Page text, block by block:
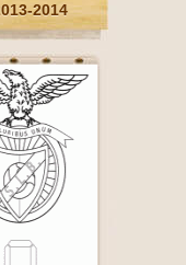
2014